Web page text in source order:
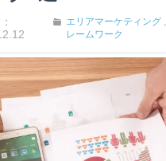
エリアマーケティング,
レームワーク